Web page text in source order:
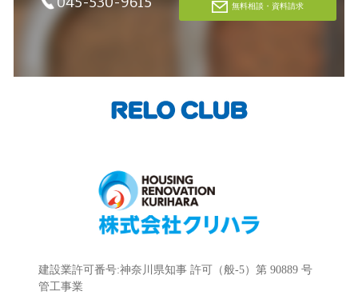
無料相談・資料請求
建設業許可番号:神奈川県知事 許可（般-5）第 90889 号
管工事業